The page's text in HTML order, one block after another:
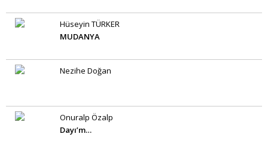
Hüseyin TÜRKER
MUDANYA
Nezihe Doğan
Onuralp Özalp
Dayı’m…